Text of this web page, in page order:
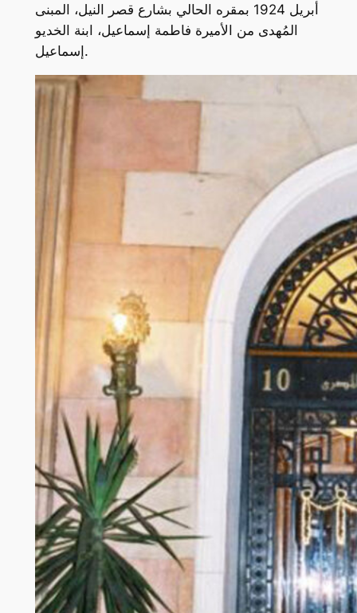
أبريل 1924 بمقره الحالي بشارع قصر النيل، المبنى
المُهدى من الأميرة فاطمة إسماعيل، ابنة الخديو
إسماعيل.